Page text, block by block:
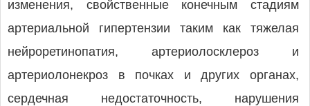
изменения, свойственные конечным стадиям
артериальной гипертензии таким как тяжелая
нейроретинопатия, артериолосклероз и
артериолонекроз в почках и других органах,
сердечная недостаточность, нарушения